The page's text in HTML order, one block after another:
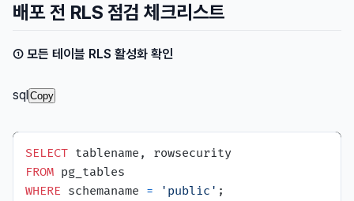
배포 전 RLS 점검 체크리스트
① 모든 테이블 RLS 활성화 확인
sql Copy
SELECT
FROM
WHERE schemaname = 'public'